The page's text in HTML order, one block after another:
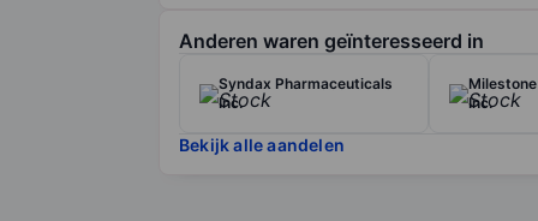
Anderen waren geïnteresseerd in
Syndax Pharmaceuticals
Inc.
Inc.
Bekijk alle aandelen